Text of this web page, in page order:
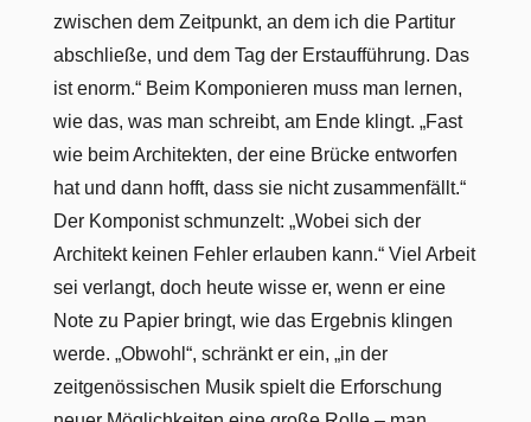
zwischen dem Zeitpunkt, an dem ich die Partitur
abschließe, und dem Tag der Erstaufführung. Das
ist enorm.“ Beim Komponieren muss man lernen,
wie das, was man schreibt, am Ende klingt. „Fast
wie beim Architekten, der eine Brücke entworfen
hat und dann hofft, dass sie nicht zusammenfällt.“
Der Komponist schmunzelt: „Wobei sich der
Architekt keinen Fehler erlauben kann.“ Viel Arbeit
sei verlangt, doch heute wisse er, wenn er eine
Note zu Papier bringt, wie das Ergebnis klingen
werde. „Obwohl“, schränkt er ein, „in der
zeitgenössischen Musik spielt die Erforschung